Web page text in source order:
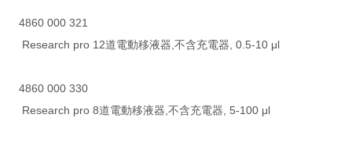
4860 000 321
Research pro 12道電動移液器,不含充電器, 0.5-10 μl
4860 000 330
Research pro 8道電動移液器,不含充電器, 5-100 μl